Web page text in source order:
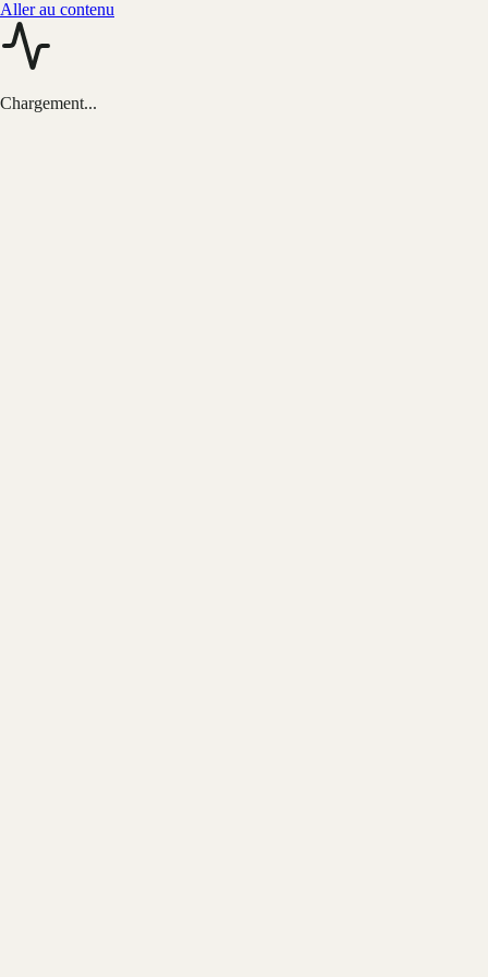
Aller au contenu
Chargement...